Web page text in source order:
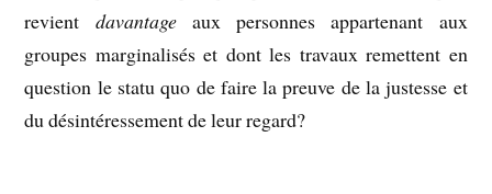
revient davantageaux personnes appartenant aux
groupes marginalisés et dont les travaux remettent en
question le statu quo de faire la preuve de la justesse et
du désintéressement de leur regard?